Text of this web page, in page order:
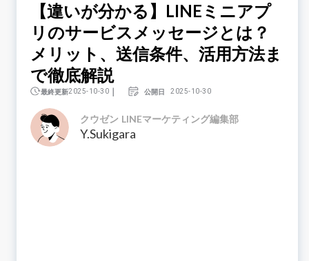
【違いが分かる】LINEミニアプ
リのサービスメッセージとは？
メリット、送信条件、活用方法ま
で徹底解説
最終更新2025-10-30 ｜ 公開日 2025-10-30
クウゼン LINEマーケティング編集部
Y.Sukigara